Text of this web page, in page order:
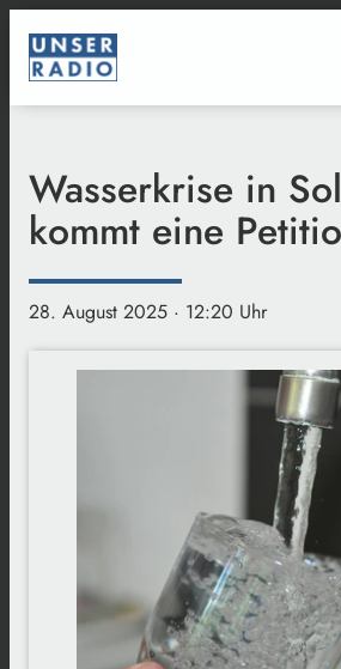
Wasserkrise in
kommt eine
28. August 2025 · 12:20 Uhr